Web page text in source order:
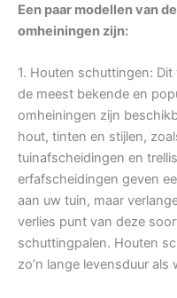
Een paar modellen van
omheiningen zijn:
1. Houten schuttingen:
de meest bekende en
omheiningen zijn
hout, tinten en stijlen,
tuinafscheidingen en
erfafscheidingen geven
aan uw tuin, maar
verlies punt van deze
schuttingpalen. Houten
zo’n lange levensduur